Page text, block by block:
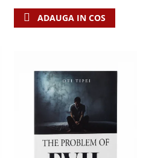
ADAUGA IN COS